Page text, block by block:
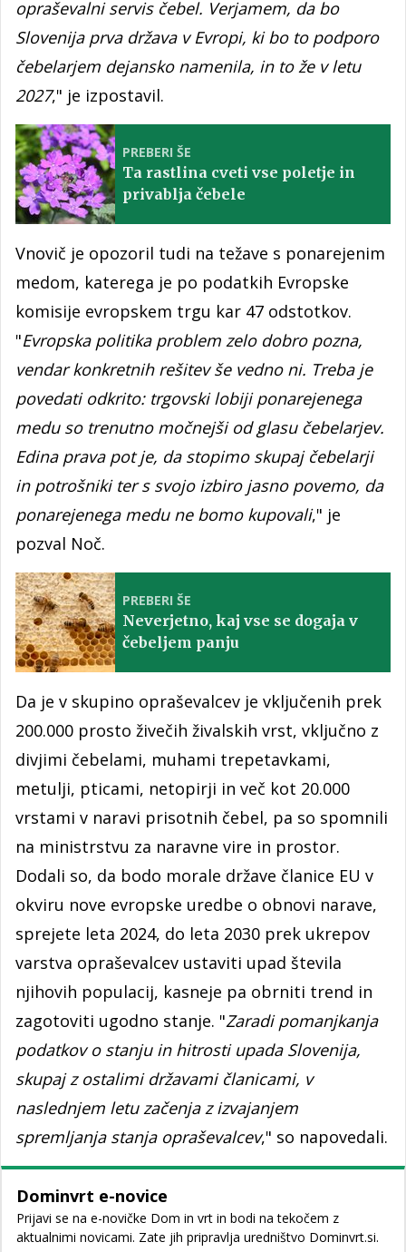
opraševalni servis čebel. Verjamem, da bo
Slovenija prva država v Evropi, ki bo to podporo
čebelarjem dejansko namenila, in to že v letu
2027," je izpostavil.
PREBERI ŠE
Ta rastlina cveti vse poletje in
privablja čebele
Vnovič je opozoril tudi na težave s ponarejenim
medom, katerega je po podatkih Evropske
komisije evropskem trgu kar 47 odstotkov.
"Evropska politika problem zelo dobro pozna,
vendar konkretnih rešitev še vedno ni. Treba je
povedati odkrito: trgovski lobiji ponarejenega
medu so trenutno močnejši od glasu čebelarjev.
Edina prava pot je, da stopimo skupaj čebelarji
in potrošniki ter s svojo izbiro jasno povemo, da
ponarejenega medu ne bomo kupovali," je
pozval Noč.
PREBERI ŠE
Neverjetno, kaj vse se dogaja v
čebeljem panju
Da je v skupino opraševalcev je vključenih prek
200.000 prosto živečih živalskih vrst, vključno z
divjimi čebelami, muhami trepetavkami,
metulji, pticami, netopirji in več kot 20.000
vrstami v naravi prisotnih čebel, pa so spomnili
na ministrstvu za naravne vire in prostor.
Dodali so, da bodo morale države članice EU v
okviru nove evropske uredbe o obnovi narave,
sprejete leta 2024, do leta 2030 prek ukrepov
varstva opraševalcev ustaviti upad števila
njihovih populacij, kasneje pa obrniti trend in
zagotoviti ugodno stanje. "Zaradi pomanjkanja
podatkov o stanju in hitrosti upada Slovenija,
skupaj z ostalimi državami članicami, v
naslednjem letu začenja z izvajanjem
spremljanja stanja opraševalcev," so napovedali.
Dominvrt e-novice
Prijavi se na e-novičke Dom in vrt in bodi na tekočem z
aktualnimi novicami. Zate jih pripravlja uredništvo Dominvrt.si.